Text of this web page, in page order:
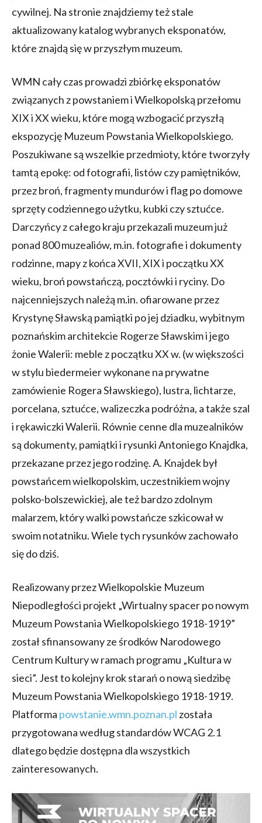
cywilnej. Na stronie znajdziemy też stale
aktualizowany katalog wybranych eksponatów,
które znajdą się w przyszłym muzeum.
WMN cały czas prowadzi zbiórkę eksponatów
związanych z powstaniem i Wielkopolską przełomu
XIX i XX wieku, które mogą wzbogacić przyszłą
ekspozycję Muzeum Powstania Wielkopolskiego.
Poszukiwane są wszelkie przedmioty, które tworzyły
tamtą epokę: od fotografii, listów czy pamiętników,
przez broń, fragmenty mundurów i flag po domowe
sprzęty codziennego użytku, kubki czy sztućce.
Darczyńcy z całego kraju przekazali muzeum już
ponad 800 muzealiów, m.in. fotografie i dokumenty
rodzinne, mapy z końca XVII, XIX i początku XX
wieku, broń powstańczą, pocztówki i ryciny. Do
najcenniejszych należą m.in. ofiarowane przez
Krystynę Sławską pamiątki po jej dziadku, wybitnym
poznańskim architekcie Rogerze Sławskim i jego
żonie Walerii: meble z początku XX w. (w większości
w stylu biedermeier wykonane na prywatne
zamówienie Rogera Sławskiego), lustra, lichtarze,
porcelana, sztućce, walizeczka podróżna, a także szal
i rękawiczki Walerii. Równie cenne dla muzealników
są dokumenty, pamiątki i rysunki Antoniego Knajdka,
przekazane przez jego rodzinę. A. Knajdek był
powstańcem wielkopolskim, uczestnikiem wojny
polsko-bolszewickiej, ale też bardzo zdolnym
malarzem, który walki powstańcze szkicował w
swoim notatniku. Wiele tych rysunków zachowało
się do dziś.
Realizowany przez Wielkopolskie Muzeum
Niepodległości projekt „Wirtualny spacer po nowym
Muzeum Powstania Wielkopolskiego 1918-1919”
został sfinansowany ze środków Narodowego
Centrum Kultury w ramach programu „Kultura w
sieci”. Jest to kolejny krok starań o nową siedzibę
Muzeum Powstania Wielkopolskiego 1918-1919.
Platforma powstanie.wmn.poznan.pl została
przygotowana według standardów WCAG 2.1
dlatego będzie dostępna dla wszystkich
zainteresowanych.